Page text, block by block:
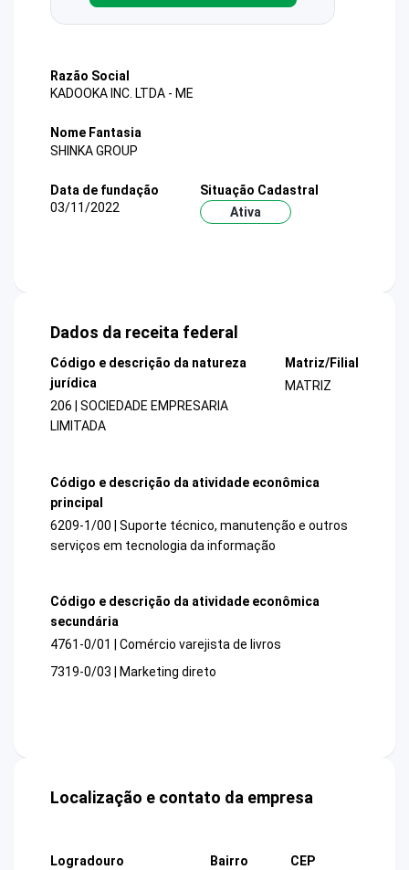
Razão Social
KADOOKA INC. LTDA - ME
Nome Fantasia
SHINKA GROUP
Data de fundação
03/11/2022
Situação Cadastral
Ativa
Dados da receita federal
Código e descrição da natureza
jurídica
206 | SOCIEDADE EMPRESARIA
LIMITADA
Matriz/Filial
MATRIZ
Código e descrição da atividade econômica
principal
6209-1/00 | Suporte técnico, manutenção e outros
serviços em tecnologia da informação
Código e descrição da atividade econômica
secundária
4761-0/01 | Comércio varejista de livros
7319-0/03 | Marketing direto
Localização e contato da empresa
Logradouro
Bairro
CEP